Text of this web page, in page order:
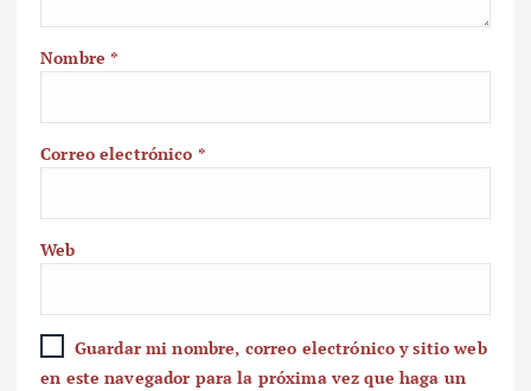
Nombre*
Correo electrónico *
Web
Guardar mi nombre, correo electrónico y sitio web
en este navegador para la próxima vez que haga un